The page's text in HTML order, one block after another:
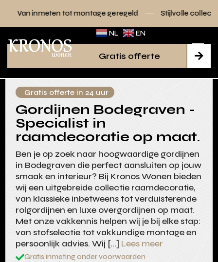
tot montage geregeld Stijlvolle collecties voor elk
NL EN

Gratis offerte
Gratis offerte in 24 uur
Gordijnen Bodegraven -
Specialist in
raamdecoratie op maat.
Ben je op zoek naar hoogwaardige gordijnen
in Bodegraven die perfect aansluiten op jouw
smaak en interieur? Bij Kronos Wonen bieden
wij een uitgebreide collectie raamdecoratie,
van klassieke inbetweens tot verduisterende
rolgordijnen en luxe overgordijnen op maat.
Met onze vakkennis helpen wij je bij elke stap:
van stofselectie tot vakkundige montage en
persoonlijk advies. Wij […] Lees meer
Gratis inmeting onder voorwaarden